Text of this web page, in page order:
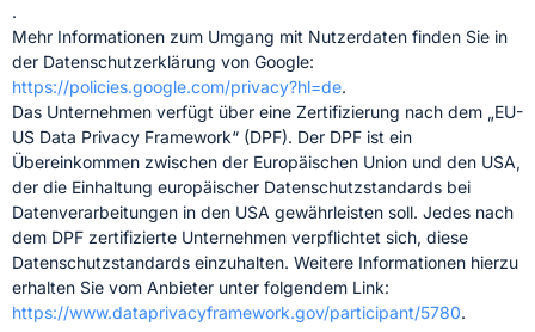
.
Mehr Informationen zum Umgang mit Nutzerdaten finden Sie in
der Datenschutzerklärung von Google:
https://policies.google.com/privacy?hl=de.
Das Unternehmen verfügt über eine Zertifizierung nach dem „EU-
US Data Privacy Framework“ (DPF). Der DPF ist ein
Übereinkommen zwischen der Europäischen Union und den USA,
der die Einhaltung europäischer Datenschutzstandards bei
Datenverarbeitungen in den USA gewährleisten soll. Jedes nach
dem DPF zertifizierte Unternehmen verpflichtet sich, diese
Datenschutzstandards einzuhalten. Weitere Informationen hierzu
erhalten Sie vom Anbieter unter folgendem Link:
https://www.dataprivacyframework.gov/participant/5780.